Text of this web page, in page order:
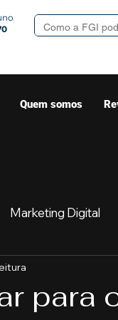
Quem somos
Marketing Digital
para